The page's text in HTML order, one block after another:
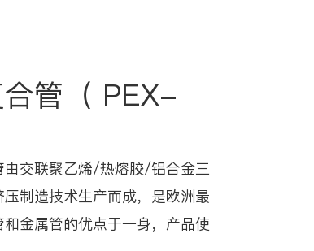
管（ PEX-
交联聚乙烯/热熔胶/铝合金三
制造技术生产而成，是欧洲最
金属管的优点于一身，产品使